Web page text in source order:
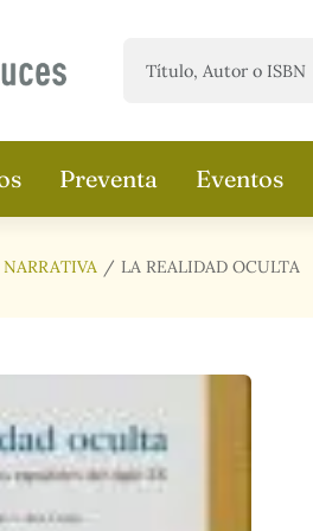
Preventa Eventos
NARRATIVA LA REALIDAD OCULTA